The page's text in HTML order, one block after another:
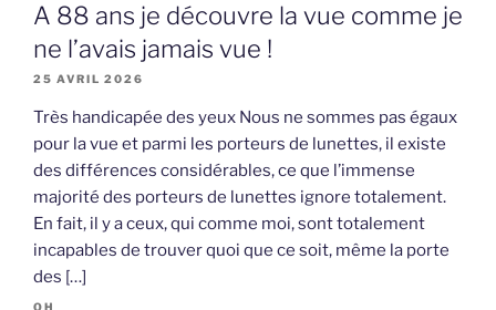
A 88 ans je découvre la vue comme je
ne l’avais jamais vue !
25 AVRIL 2026
Très handicapée des yeux Nous ne sommes pas égaux
pour la vue et parmi les porteurs de lunettes, il existe
des différences considérables, ce que l’immense
majorité des porteurs de lunettes ignore totalement.
En fait, il y a ceux, qui comme moi, sont totalement
incapables de trouver quoi que ce soit, même la porte
des […]
OH